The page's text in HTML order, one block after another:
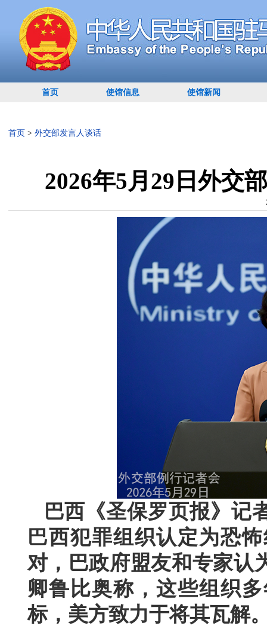
首页 使馆信息 使馆新闻
首页 > 外交部发言人谈话
2026年5月29日外交
巴西《圣保罗页报》记
巴西犯罪组织认定为恐
对，巴政府盟友和专家认
卿鲁比奥称，这些组织
标，美方致力于将其瓦解